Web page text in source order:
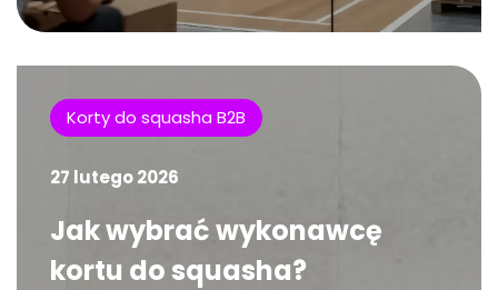
Korty do squasha B2B
27 lutego 2026
Jak wybrać wykonawcę
kortu do squasha?